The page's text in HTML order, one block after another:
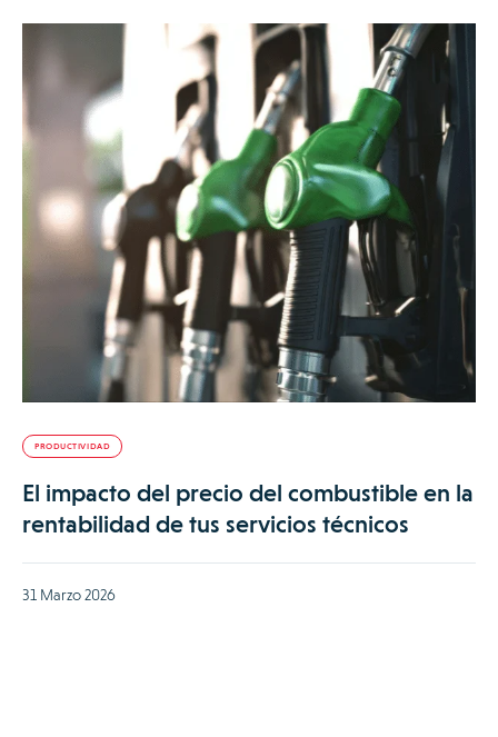
PRODUCTIVIDAD
El impacto del precio del combustible en la
rentabilidad de tus servicios técnicos
31 Marzo 2026